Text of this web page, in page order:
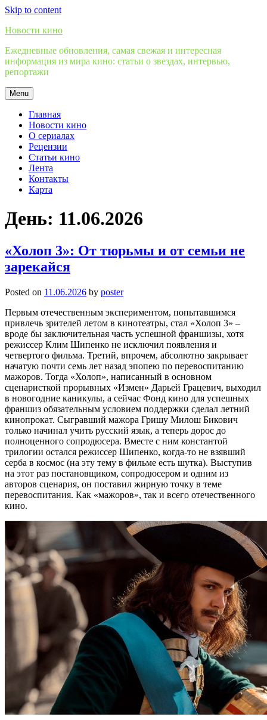
Skip to content
Новости кино
Ежедневные обновления, самая свежая и интересная
информация из мира кино: статьи о звездах, интервью,
репортажи
Menu
Главная
Новости кино
О сериалах
Рецензии
Статьи кино
Лента
Контакты
Карта
День: 11.06.2026
«Холоп 3»: От тюрьмы и от семьи не
зарекайся
Posted on 11.06.2026 by poster
Первым отечественным экспериментом, попытавшимся
привлечь зрителей летом в кинотеатры, стал «Холоп 3» –
вроде бы заключительная часть успешной франшизы, хотя
режиссер Клим Шипенко не исключил появления и
четвертого фильма. Третий, впрочем, абсолютно закрывает
начатую почти семь лет назад эпопею по перевоспитанию
мажоров. Тогда «Холоп», написанный в основном
сценаристкой прорывных «Измен» Дарьей Грацевич, выходил
в новогодние каникулы, а сейчас Фонд кино для успешных
франшиз обязательным условием поддержки сделал летний
кинопрокат. Сыгравший мажора Гришу Милош Бикович
только начинал учить русский язык, а теперь дорос до
полноценного сопродюсера. Вместе с ним константой
трилогии остался режиссер Шипенко, когда-то не взявший
серба в космос (на эту тему в фильме есть шутка). Выступив
на этот раз постановщиком, сопродюсером и одним из
авторов сценария, он поставил жирную точку в теме
перевоспитания. Как «мажоров», так и всего отечественного
кино.